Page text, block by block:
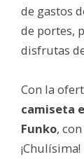
de gastos
de portes,
disfrutas
Con la
camiseta
Funko,
¡Chulísima!